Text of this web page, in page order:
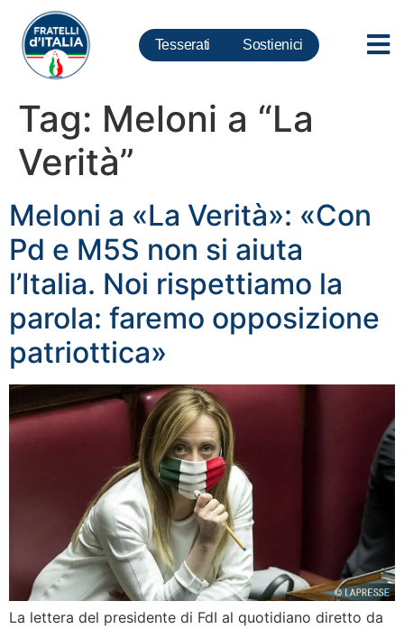
Tesserati Sostienici
Tag: Meloni a “La
Verità”
Meloni a «La Verità»: «Con
Pd e M5S non si aiuta
l’Italia. Noi rispettiamo la
parola: faremo opposizione
patriottica»
La lettera del presidente di FdI al quotidiano diretto da